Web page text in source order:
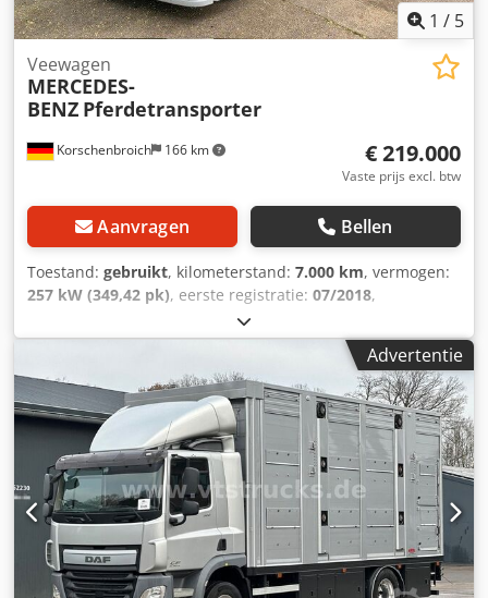
1 / 5
Korschenbroich 166 km
Veewagen
MERCEDES-
BENZ Pferdetransporter
€ 219.000
Vaste prijs excl. btw
Aanvragen Bellen
Toestand: gebruikt, kilometerstand: 7.000 km, vermogen:
257 kW (349,42 pk), eerste registratie: 07/2018,
, totaalgewicht:
soort overbrenging:automatisch, emissieklasse:Euro 6,
ABS, airconditioning, navigatiesysteem,
standkachel, Actros 1835, originele kilometerstand 70.000,
geschikt voor 5-6 paarden, woonunit met complete
inrichting. HETZELFDE VOERTUIG MET DEZELFDE
UITVOERING, bouwjaar 2016, met 55.000 km, is tevens
verkrijgbaar voor € 189.000,- exclusief 19% btw. Csdpfx
Aiszp Sp Tokerf
Advertentie